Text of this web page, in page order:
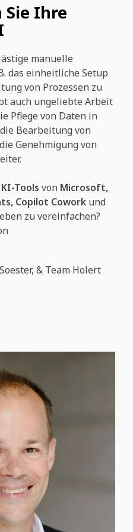
Sie Ihre
manuelle
das einheitliche Setup
von Prozessen zu
auch ungeliebte Arbeit
Pflege von Daten in
Bearbeitung von
Genehmigung von
KI-Tools von Microsoft,
Copilot Cowork und
zu vereinfachen?
& Team Holert